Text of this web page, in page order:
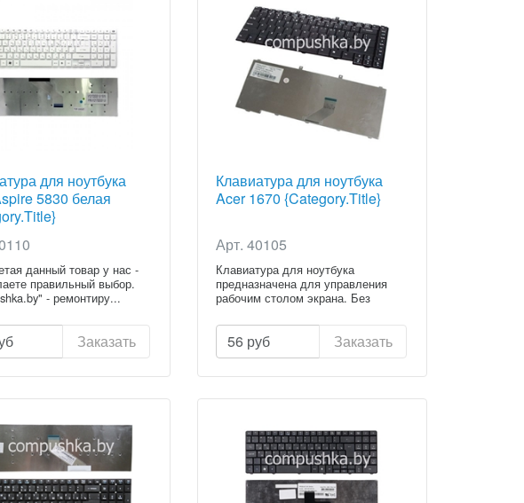
для ноутбука
5830 белая
данный товар у нас -
правильный выбор.
- ремонтиру...
Заказать
Клавиатура для ноутбука
Acer 1670 {Category.Title}
Арт. 40105
Клавиатура для ноутбука
предназначена для управления
рабочим столом экрана. Без
56руб Заказать